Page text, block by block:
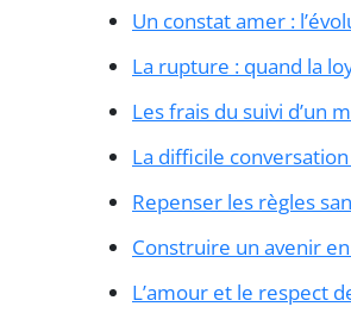
Un constat amer :
La rupture : quand la
Les frais du suivi d’un
La difficile
Repenser les règles
Construire un avenir
L’amour et le respect